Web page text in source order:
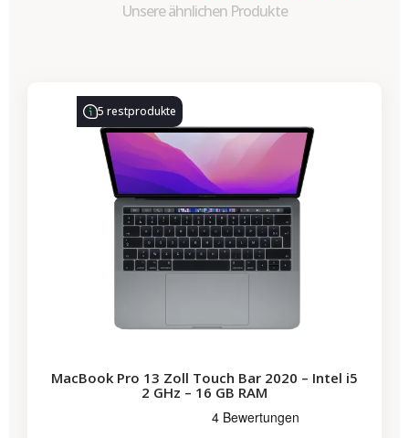
Unsere ähnlichen Produkte
5 restprodukte
MacBook Pro 13 Zoll Touch Bar 2020 – Intel i5
2 GHz – 16 GB RAM